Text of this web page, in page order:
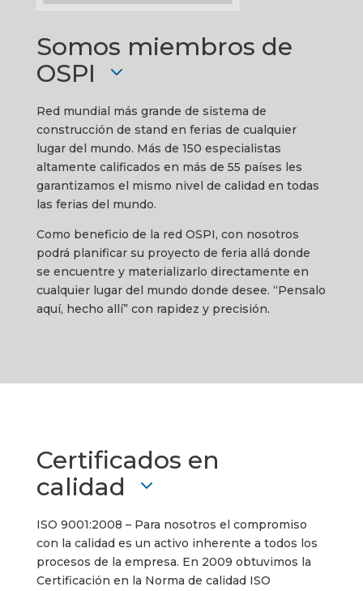
Somos miembros de
OSPI
Red mundial más grande de sistema de
construcción de stand en ferias de cualquier
lugar del mundo. Más de 150 especialistas
altamente calificados en más de 55 países les
garantizamos el mismo nivel de calidad en todas
las ferias del mundo.
Como beneficio de la red OSPI, con nosotros
podrá planificar su proyecto de feria allá donde
se encuentre y materializarlo directamente en
cualquier lugar del mundo donde desee. “Pensalo
aquí, hecho allí” con rapidez y precisión.
Certificados en
calidad
ISO 9001:2008 – Para nosotros el compromiso
con la calidad es un activo inherente a todos los
procesos de la empresa. En 2009 obtuvimos la
Certificación en la Norma de calidad ISO